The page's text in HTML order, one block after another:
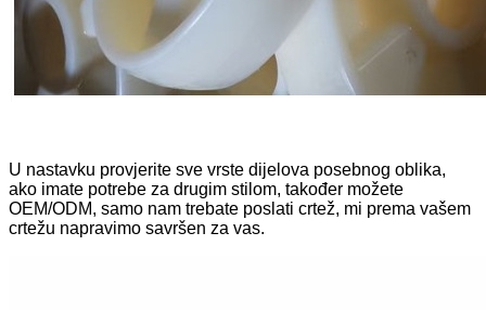
U nastavku provjerite sve vrste dijelova posebnog oblika,
ako imate potrebe za drugim stilom, također možete
OEM/ODM, samo nam trebate poslati crtež, mi prema vašem
crtežu napravimo savršen za vas.